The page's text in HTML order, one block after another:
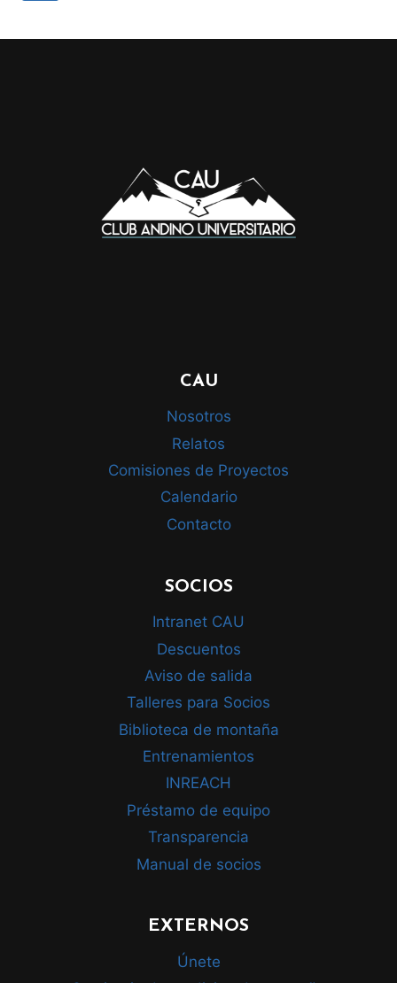
Y
CAU
Nosotros
Relatos
Comisiones de Proyectos
Calendario
Contacto
SOCIOS
Intranet CAU
Descuentos
Aviso de salida
Talleres para Socios
Biblioteca de montaña
Entrenamientos
INREACH
Préstamo de equipo
Transparencia
Manual de socios
EXTERNOS
Únete